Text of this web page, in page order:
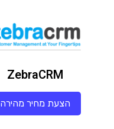
ZebraCRM
הצעת מחיר מהירה